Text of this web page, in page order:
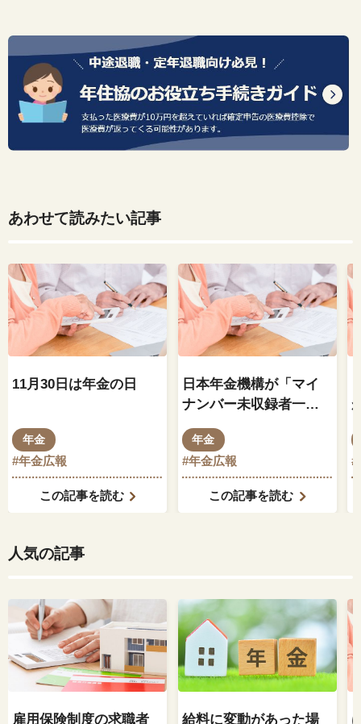
あわせて読みたい記事
11月30日は年金の日
年金
#年金広報
この記事を読む
日本年金機構が「マイ
ナンバー未収録者一
覧」を発送
年金
#年金広報
この記事を読む
#
人気の記事
雇用保険制度の求職者
給料に変動があった場